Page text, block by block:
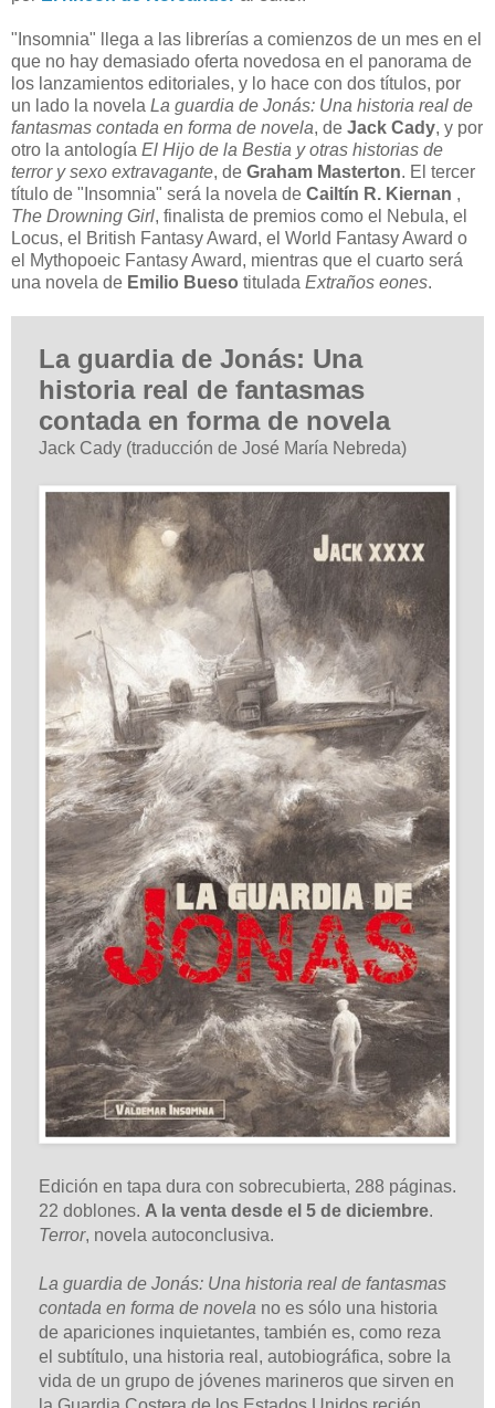
"Insomnia" llega a las librerías a comienzos de un mes en el
que no hay demasiado oferta novedosa en el panorama de
los lanzamientos editoriales, y lo hace con dos títulos, por
un lado la novela La guardia de Jonás: Una historia real de
fantasmas contada en forma de novela, de Jack Cady, y por
otro la antología El Hijo de la Bestia y otras historias de
terror y sexo extravagante, de Graham Masterton. El tercer
título de "Insomnia" será la novela de Cailtín R. Kiernan ,
The Drowning Girl, finalista de premios como el Nebula, el
Locus, el British Fantasy Award, el World Fantasy Award o
el Mythopoeic Fantasy Award, mientras que el cuarto será
una novela de Emilio Bueso titulada Extraños eones.
La guardia de Jonás: Una
historia real de fantasmas
contada en forma de novela
Jack Cady (traducción de José María Nebreda)
Edición en tapa dura con sobrecubierta, 288 páginas.
22 doblones. A la venta desde el 5 de diciembre.
Terror, novela autoconclusiva.
La guardia de Jonás: Una historia real de fantasmas
contada en forma de novela no es sólo una historia
de apariciones inquietantes, también es, como reza
el subtítulo, una historia real, autobiográfica, sobre la
vida de un grupo de jóvenes marineros que sirven en